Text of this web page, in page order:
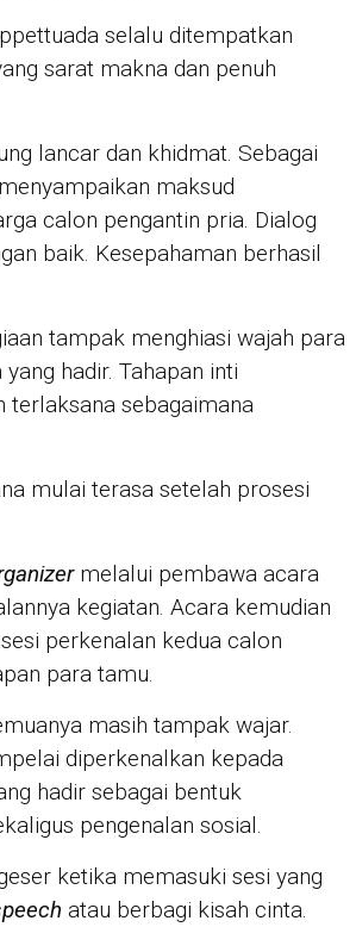
selalu ditempatkan
sarat makna dan penuh
lancar dan khidmat. Sebagai
maksud
calon pengantin pria. Dialog
baik. Kesepahaman berhasil
tampak menghiasi wajah para
hadir. Tahapan inti
terlaksana sebagaimana
mulai terasa setelah prosesi
melalui pembawa acara
kegiatan. Acara kemudian
perkenalan kedua calon
para tamu.
masih tampak wajar.
diperkenalkan kepada
hadir sebagai bentuk
pengenalan sosial.
ketika memasuki sesi yang
atau berbagi kisah cinta.